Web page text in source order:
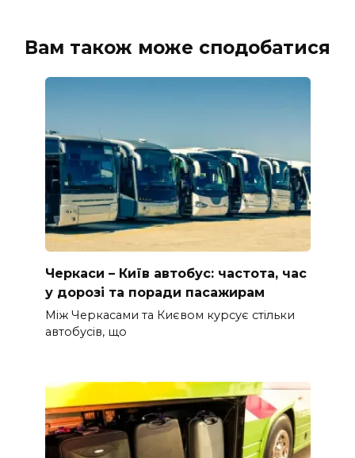
Вам також може сподобатися
Черкаси – Київ автобус: частота, час
у дорозі та поради пасажирам
Між Черкасами та Києвом курсує стільки
автобусів, що